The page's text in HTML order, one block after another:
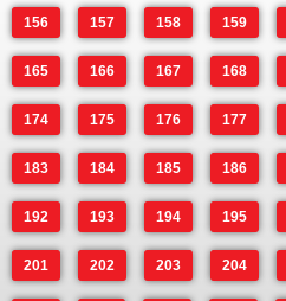
156 157 158 159
165 166 167 168
174 175 176 177
183 184 185 186
192 193 194 195
201 202 203 204